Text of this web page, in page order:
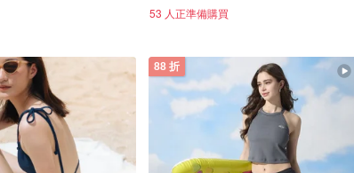
53 人正準備購買
88 折